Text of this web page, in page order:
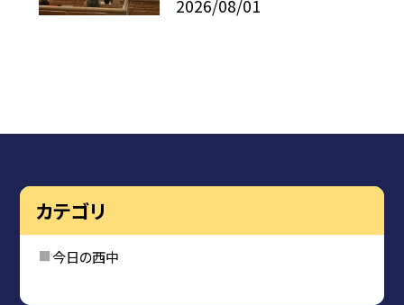
2026/08/01
カテゴリ
今日の西中